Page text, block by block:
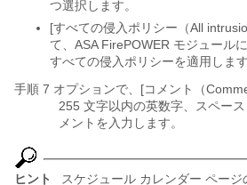
つ選択します。
[すべての侵入ポリシー（All
て、ASA FirePOWER モジュール
すべての侵入ポリシーを適用します
手順 7 オプションで、[コメント（
255 文字以内の英数字、スペー
メントを入力します。
ヒント
スケジュール カレンダー ペー